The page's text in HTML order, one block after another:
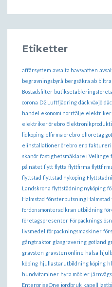
Etiketter
affärsystem avsalta havsvatten
begravningsbyrå bergsäkra ab
Bostadsfilter
corona D2 Luftfjädring däck växjö
handel ekonomi norrtälje elektriker
elektriker örebro
lidköping elfirma örebro elföretag
elinstallationer örebro erp
skanör fastighetsmäklare i Vellinge
på nätet flytt flytta flyttfirma
flyttstäd flyttstäd nyköping
Landskrona flyttstädning nyköping
Halmstad fönsterputsning Halmstad
fordonsmonterad kran utbildning
företagspresenter
livsmedel förpackningsmaskiner
gångtraktor glasgravering gotland
gravsten gravsten online hälsa
köping hjullastarutbildning köping
hundvitaminer hyra möbler
EnterpriseOne jordbruk kapell